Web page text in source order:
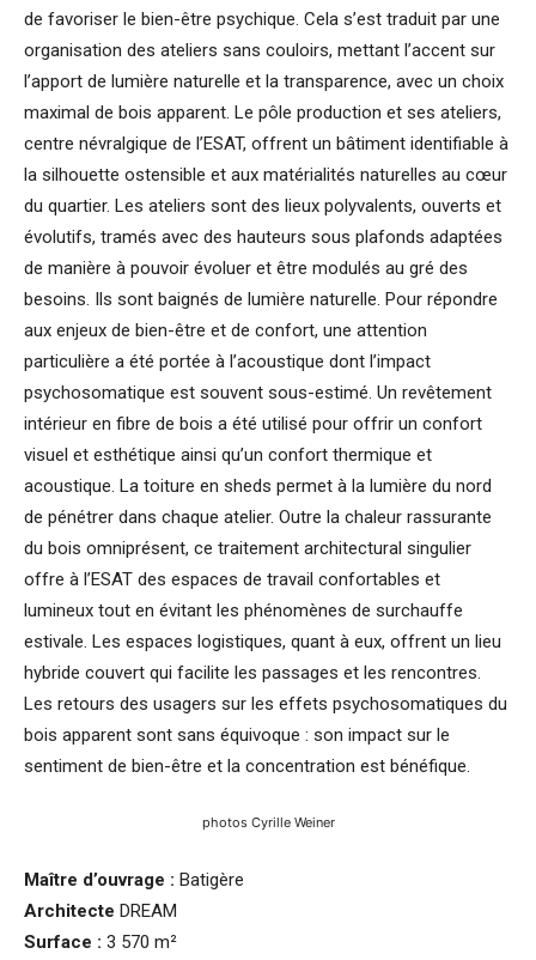
de favoriser le bien-être psychique. Cela s’est traduit par une
organisation des ateliers sans couloirs, mettant l’accent sur
l’apport de lumière naturelle et la transparence, avec un choix
maximal de bois apparent. Le pôle production et ses ateliers,
centre névralgique de l’ESAT, offrent un bâtiment identifiable à
la silhouette ostensible et aux matérialités naturelles au cœur
du quartier. Les ateliers sont des lieux polyvalents, ouverts et
évolutifs, tramés avec des hauteurs sous plafonds adaptées
de manière à pouvoir évoluer et être modulés au gré des
besoins. Ils sont baignés de lumière naturelle. Pour répondre
aux enjeux de bien-être et de confort, une attention
particulière a été portée à l’acoustique dont l’impact
psychosomatique est souvent sous-estimé. Un revêtement
intérieur en fibre de bois a été utilisé pour offrir un confort
visuel et esthétique ainsi qu’un confort thermique et
acoustique. La toiture en sheds permet à la lumière du nord
de pénétrer dans chaque atelier. Outre la chaleur rassurante
du bois omniprésent, ce traitement architectural singulier
offre à l’ESAT des espaces de travail confortables et
lumineux tout en évitant les phénomènes de surchauffe
estivale. Les espaces logistiques, quant à eux, offrent un lieu
hybride couvert qui facilite les passages et les rencontres.
Les retours des usagers sur les effets psychosomatiques du
bois apparent sont sans équivoque : son impact sur le
sentiment de bien-être et la concentration est bénéfique.
photos Cyrille Weiner
Maître d’ouvrage : Batigère
Architecte DREAM
Surface : 3 570 m²